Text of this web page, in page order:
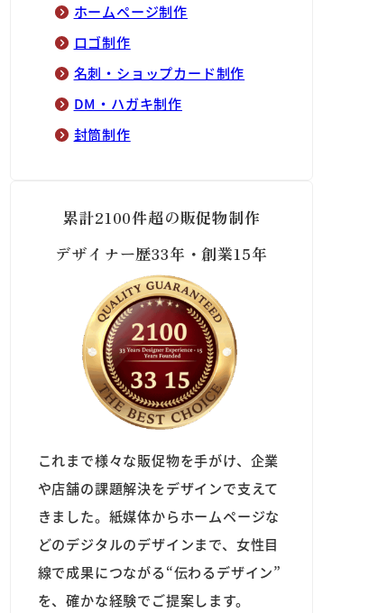
ホームページ制作
ロゴ制作
名刺・ショップカード制作
DM・ハガキ制作
封筒制作
累計2100件超の販促物制作
デザイナー歴33年・創業15年
これまで様々な販促物を手がけ、企業
や店舗の課題解決をデザインで支えて
きました。紙媒体からホームページな
どのデジタルのデザインまで、女性目
線で成果につながる“伝わるデザイン”
を、確かな経験でご提案します。